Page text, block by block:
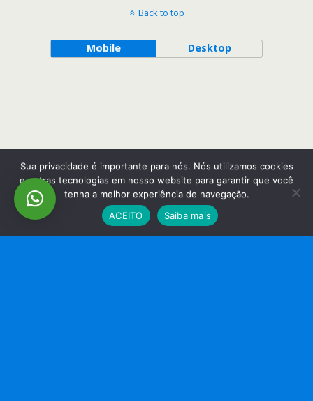
Back to top
Mobile Desktop
Sua privacidade é importante para nós. Nós utilizamos cookies
e outras tecnologias em nosso website para garantir que você
tenha a melhor experiência de navegação.
ACEITO
Saiba mais